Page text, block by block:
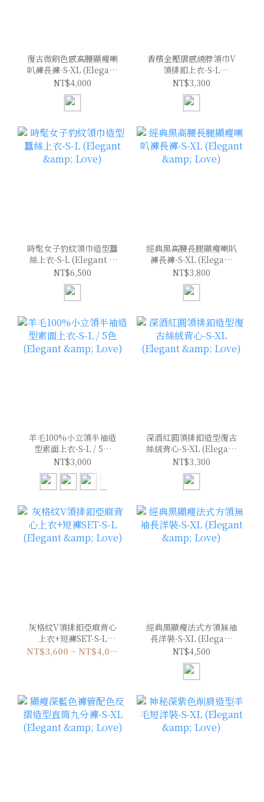
復古微刷色感高腰顯瘦喇
叭褲長褲-S-XL (Elegant
& Love)
NT$4,000
香檳金壓摺感繞脖領巾V
領排釦上衣-S-L
(Elegant & Love)
NT$3,300
時髦女子豹紋領巾造型蠶
絲上衣-S-L (Elegant &
Love)
NT$6,500
經典黑高腰長腿顯瘦喇叭
褲長褲-S-XL (Elegant
& Love)
NT$3,800
羊毛100%小立領半袖造
型素面上衣-S-L / 5色
(Elegant & Love)
NT$3,000
深酒紅圓領排釦造型復古
絲絨背心-S-XL (Elegant
& Love)
NT$3,300
灰格紋V領排釦亞麻背心
上衣+短褲SET-S-L
(Elegant & Love) NT$3,600 ~ NT$4,000
經典黑顯瘦法式方領無袖
長洋裝-S-XL (Elegant
& Love)
NT$4,500